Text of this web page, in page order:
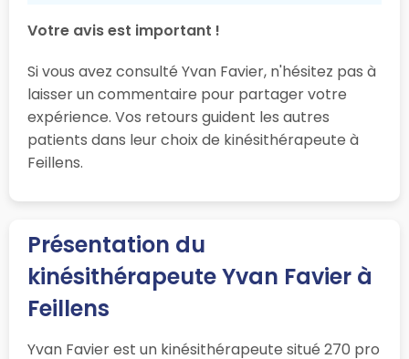
Votre avis est important !
Si vous avez consulté Yvan Favier, n'hésitez pas à
laisser un commentaire pour partager votre
expérience. Vos retours guident les autres
patients dans leur choix de kinésithérapeute à
Feillens.
Présentation du
kinésithérapeute Yvan Favier à
Feillens
Yvan Favier est un kinésithérapeute situé 270 pro